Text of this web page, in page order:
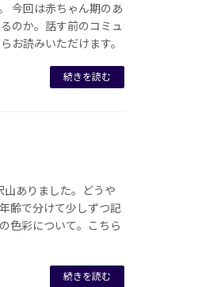
今回は赤ちゃん期のあ
のか。話す前のコミュ
お読みいただけます。
続きを読む
山ありました。どうや
齢で分けて少しずつ記
色彩について。こちら
続きを読む